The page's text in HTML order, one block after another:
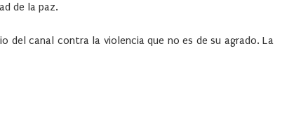
de la paz.
del canal contra la violencia que no es de su agrado. La